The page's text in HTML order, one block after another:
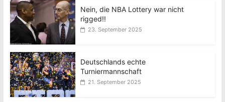
Nein, die NBA Lottery war nicht
rigged!!
23. September 2025
Deutschlands echte
Turniermannschaft
21. September 2025